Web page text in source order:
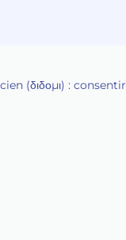
(δ‌‌ιδο‌μι) : consentir